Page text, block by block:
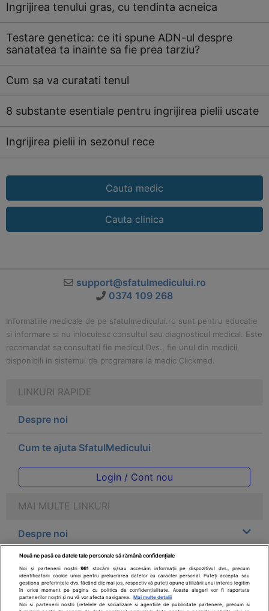
Ingrijirea tenului gras, cu tendinta acneica
Testare genetica: ce iti spune ADN-ul despre
sanatatea ta inainte sa fie prea tarziu?
Cum sa va curatati tenul
8 substante esentiale pentru ingrijirea pielii uscate
Ingrijirea pielii in sezonul rece
Cauta medic
Cauta clinica
support@sfatulmedicului.ro
0374 109 268
Informatiile medicale de pe sfatulmedicului.ro sunt pentru educatie
si informare si nu inlocuiesc consultul sau diagnosticul medical. Este
recomandat sa consultati fie medicul Dvs., fie unul din medicii
disponibili in sistemul de programare la medic Clickmed.
LINKURI RAPIDE
Despre noi
Cum te ajuta SfatulMedicului
Login / Cont nou
MAI MULTE LINKURI
Despre noi
Legal
Drepturile consumatorului
Nouă ne pasă ca datele tale personale să rămână confidențiale
Noi și partenerii noștri961
stocăm și/sau accesăm informații pe dispozitivul dvs., precum
identificatorii cookie unici pentru prelucrarea datelor cu caracter personal. Puteți accepta sau
gestiona preferințele dvs. făcând clic mai jos, respectiv vă puteți opune utilizării unui interes legitim
în orice moment pe pagina cu politica de confidențialitate. Aceste alegeri vor fi raportate
partenerilor noștri și nu vă vor afecta navigarea.
Mai multe detalii
Noi si partenerii nostri (retelele de socializare si agentiile de publicitate partenere, precum si